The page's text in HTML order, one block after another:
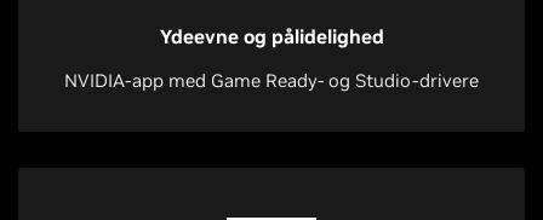
Ydeevne og pålidelighed
NVIDIA-app med Game Ready- og Studio-drivere